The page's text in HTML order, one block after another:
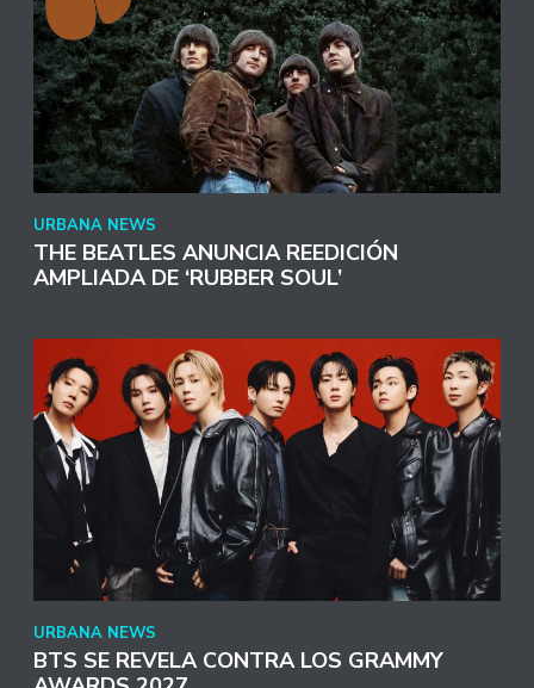
URBANA NEWS
THE BEATLES ANUNCIA REEDICIÓN
AMPLIADA DE ‘RUBBER SOUL’
URBANA NEWS
BTS SE REVELA CONTRA LOS GRAMMY